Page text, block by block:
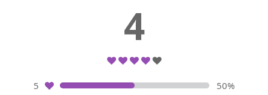
4
5
50%